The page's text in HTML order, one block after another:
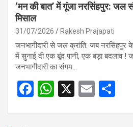
‘मन की बात’ में गूंजा नरसिंहपुर: जल
मिसाल
31/07/2026 Rakesh Prajapati
जनभागीदारी से जल क्रांति: जब नरसिंहपुर
में सुनाई दी एक बूंद पानी, एक बड़ा बदलाव !
जनभागीदारी का संगम…
F
W X
E